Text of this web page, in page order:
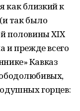
как близкий к
так было
половины XIX
и прежде всего
Кавказ
горцев: